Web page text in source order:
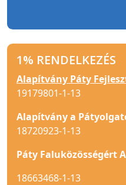
1% RENDELKEZÉS
Alapítvány Páty
19179801-1-13
Alapítvány a
18720923-1-13
Páty Faluközösségért
18663468-1-13